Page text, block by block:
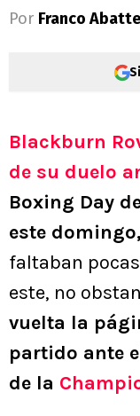
Por Franco Abatte
Blackburn
de su duelo
Boxing Day
este domingo,
faltaban
este, no
vuelta la
partido ante
de la